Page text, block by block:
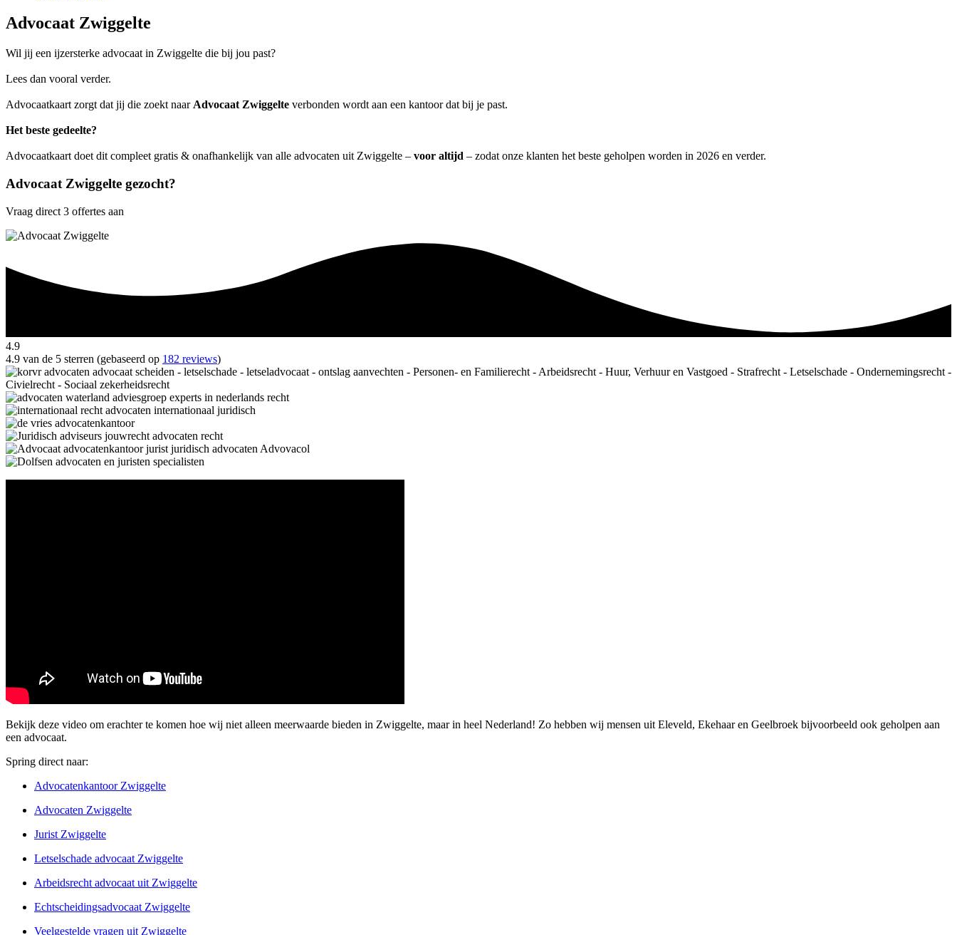
Advocaat Zwiggelte
Wil jij een ijzersterke advocaat in Zwiggelte die bij jou past?
Lees dan vooral verder.
Advocaatkaart zorgt dat jij die zoekt naar Advocaat Zwiggelte verbonden wordt aan een kantoor dat bij je past.
Het beste gedeelte?
Advocaatkaart doet dit compleet gratis & onafhankelijk van alle advocaten uit Zwiggelte – voor altijd – zodat onze klanten het beste geholpen worden in 2026 en verder.
Advocaat Zwiggelte gezocht?
Vraag direct 3 offertes aan
4.9
4.9 van de 5 sterren (gebaseerd op 182 reviews)
Bekijk deze video om erachter te komen hoe wij niet alleen meerwaarde bieden in Zwiggelte, maar in heel Nederland! Zo hebben wij mensen uit Eleveld, Ekehaar en Geelbroek bijvoorbeeld ook geholpen aan
een advocaat.
Spring direct naar:
Advocatenkantoor Zwiggelte
Advocaten Zwiggelte
Jurist Zwiggelte
Letselschade advocaat Zwiggelte
Arbeidsrecht advocaat uit Zwiggelte
Echtscheidingsadvocaat Zwiggelte
Veelgestelde vragen uit Zwiggelte